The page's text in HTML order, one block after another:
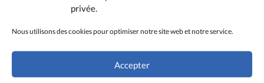
privée.
Nous utilisons des cookies pour optimiser notre site web et notre service.
Accepter
travers le monde.